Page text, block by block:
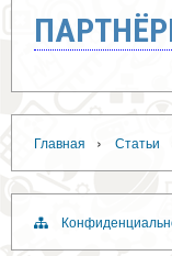
Главная › Статьи